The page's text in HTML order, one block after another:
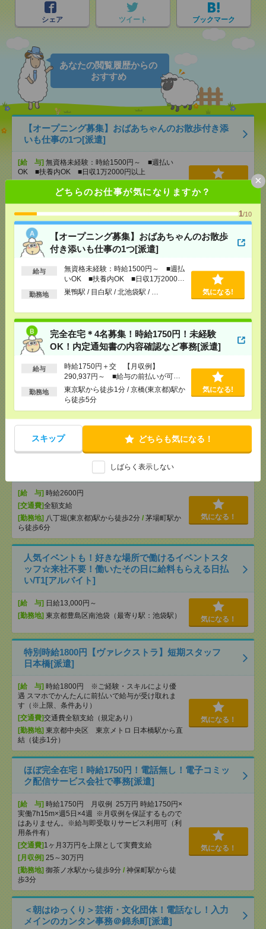
どちらのお仕事が気になりますか？
1/10
【オープニング募集】おばあちゃんのお散歩
付き添いも仕事の1つ[派遣]
給与
無資格未経験：時給1500円～ ■週払
いOK ■扶養内OK ■日収1万2000円
以上
勤務地 巣鴨駅 / 目白駅 / 北池袋駅 / … 気になる!
完全在宅＊4名募集！時給1750円！未経験
OK！内定通知書の内容確認など事務[派遣]
給与
時給1750円＋交 【月収例】
290,937円～ ■給与の前払いが可能
な速払いサービスあり
勤務地
東京駅から徒歩1分 / 京橋(東京都)駅か
ら徒歩5分
気になる!
スキップ どちらも気になる！
しばらく表示しない
×
シェア ツイート ブックマーク
あなたの閲覧履歴からの
おすすめ
【オープニング募集】おばあちゃんのお散歩付き添
いも仕事の1つ[派遣]
[給 与] 無資格未経験：時給1500円～ ■週払い
OK ■扶養内OK ■日収1万2000円以上
巣鴨駅/ 目白駅 /北池袋駅/ …
完全在宅＊4名募集！時給1750円！未経験OK！内定
通知書の内容確認など事務[派遣]
～ ■給与の前払いが可能な速払いサービスあり
交通費支給あり
[月収例]25～30万円
歩5分
気になる！
1750円＊【図書館や博物館が好きなかたへ】本に囲
時給1750円 月収例 245,000円
[交通費]全額支給
[勤務地]東所沢駅から徒歩10分/所沢駅から民間バ
気になる！
時給2600円＊ほぼ在宅！週3～4日＆16時迄OK！補助
金申請のサポート業務[派遣]
[給 与] 時給2600円
[交通費]全額支給
[勤務地] 八丁堀(東京都)駅から徒歩2分 / 茅場町駅か
ら徒歩6分
気になる！
人気イベントも！好きな場所で働けるイベントスタ
ッフ☆来社不要！働いたその日に給料もらえる日払
い/T1[アルバイト]
[給 与] 日給13,000円～
[勤務地] 東京都豊島区南池袋（最寄り駅：池袋駅） 気になる！
特別時給1800円【ヴァレクストラ】短期スタッフ
日本橋[派遣]
[給 与] 時給1800円 ※ご経験・スキルにより優
遇 スマホでかんたんに前払いで給与が受け取れま
す（※上限、条件あり）
[交通費]交通費全額支給（規定あり）
[勤務地] 東京都中央区 東京メトロ 日本橋駅から直
結（徒歩1分）
気になる！
ほぼ完全在宅！時給1750円！電話無し！電子コミッ
ク配信サービス会社で事務[派遣]
[給 与] 時給1750円 月収例 25万円 時給1750円×
実働7h15m×週5日×4週 ※月収例を保証するもので
はありません。※給与即受取りサービス利用可（利
用条件有）
[交通費] 1ヶ月3万円を上限として実費支給
[月収例] 25～30万円
[勤務地] 御茶ノ水駅から徒歩9分 / 神保町駅から徒
歩3分
気になる！
＜朝はゆっくり＞芸術・文化団体！電話なし！入力
メインのカンタン事務＠錦糸町[派遣]